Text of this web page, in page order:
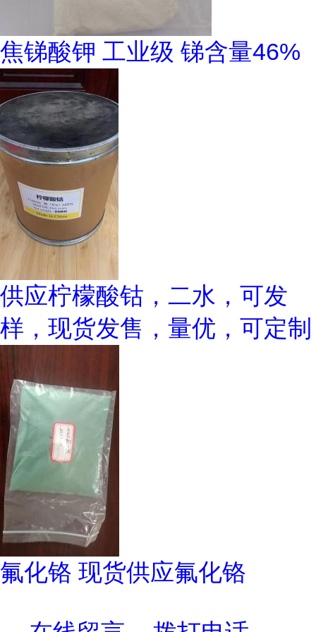
焦锑酸钾 工业级 锑含量46%
供应柠檬酸钴，二水，可发
样，现货发售，量优，可定制
氟化铬 现货供应氟化铬